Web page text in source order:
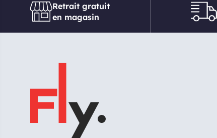
Retrait gratuit
en magasin